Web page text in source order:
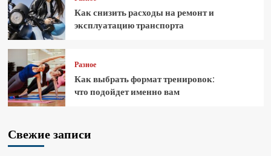
Как снизить расходы на ремонт и
эксплуатацию транспорта
Разное
Как выбрать формат тренировок:
что подойдет именно вам
Свежие записи